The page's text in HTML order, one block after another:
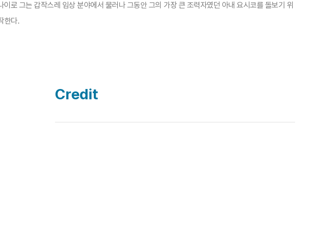
그는 갑작스레 임상 분야에서 물러나 그동안 그의 가장 큰 조력자였던 아내 요시코를 돌보기 위
한다.
Credit